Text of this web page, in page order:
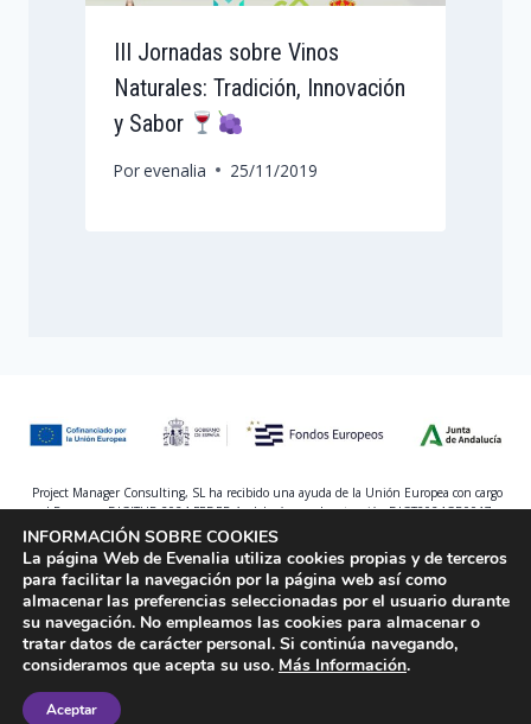
III Jornadas sobre Vinos
Naturales: Tradición, Innovación
y Sabor
Porevenalia 25/11/2019
Project Manager Consulting, SL ha recibido una ayuda de la Unión Europea con cargo
al Programa DIGITUR 2024 FEDER Andalucía para la actuación DIGT2024GR0017
Política de privacidad-Aviso legal-Declaración de
accesibilidad
2026
INFORMACIÓN SOBRE COOKIES
La página Web de Evenalia utiliza cookies propias y de terceros
para facilitar la navegación por la página web así como
almacenar las preferencias seleccionadas por el usuario durante
su navegación. No empleamos las cookies para almacenar o
tratar datos de carácter personal. Si continúa navegando,
consideramos que acepta su uso. Más Información.
Aceptar